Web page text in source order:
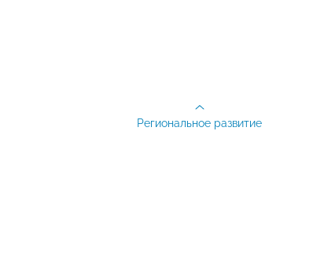
Региональное развитие